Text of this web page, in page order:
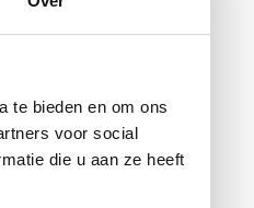
te bieden en om ons
voor social
die u aan ze heeft